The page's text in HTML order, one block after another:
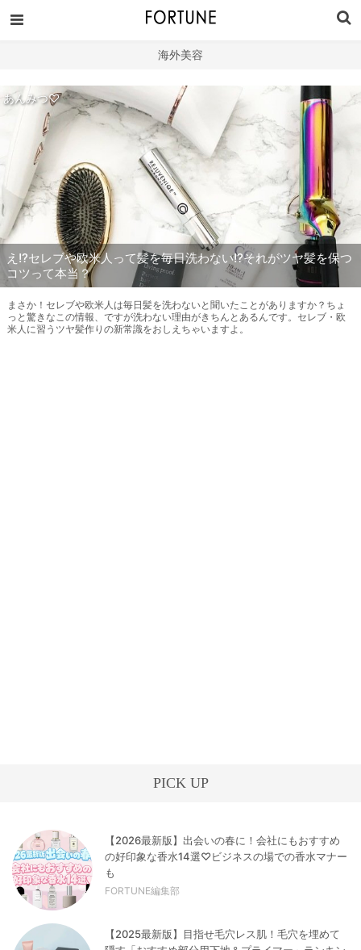
海外美容
あんみつ♡
え!?セレブや欧米人って髪を毎日洗わない!?それがツヤ髪を保つ
コツって本当？
まさか！セレブや欧米人は毎日髪を洗わないと聞いたことがありますか？ちょ
っと驚きなこの情報、ですが洗わない理由がきちんとあるんです。セレブ・欧
米人に習うツヤ髪作りの新常識をおしえちゃいますよ。
PICK UP
【2026最新版】出会いの春に！会社にもおすすめ
の好印象な香水14選♡ビジネスの場での香水マナー
も
FORTUNE編集部
【2025最新版】目指せ毛穴レス肌！毛穴を埋めて